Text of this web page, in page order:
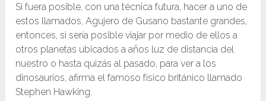
Si fuera posible, con una técnica futura, hacer a uno de
estos llamados, Agujero de Gusano bastante grandes,
entonces, si sería posible viajar por medio de ellos a
otros planetas ubicados a años luz de distancia del
nuestro o hasta quizás al pasado, para ver a los
dinosaurios, afirma el famoso físico británico llamado
Stephen Hawking.